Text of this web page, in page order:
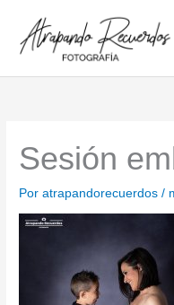
contenido
Sesión
Poratrapandorecuerdos/